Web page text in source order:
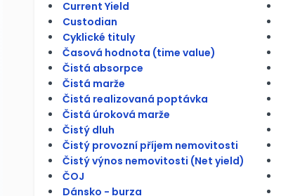
Current Yield
Custodian
Cyklické tituly
Časová hodnota (time value)
Čistá absorpce
Čistá marže
Čistá realizovaná poptávka
Čistá úroková marže
Čistý dluh
Čistý provozní příjem nemovitosti
Čistý výnos nemovitosti (Net yield)
ČOJ
Dánsko - burza